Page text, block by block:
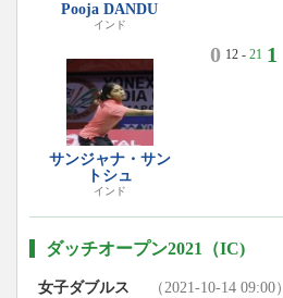
Pooja DANDU
インド
サンジャナ・サン
トシュ
インド
0 12 - 21 1
ダッチオープン2021（IC)
女子ダブルス （2021-10-14 09:00）